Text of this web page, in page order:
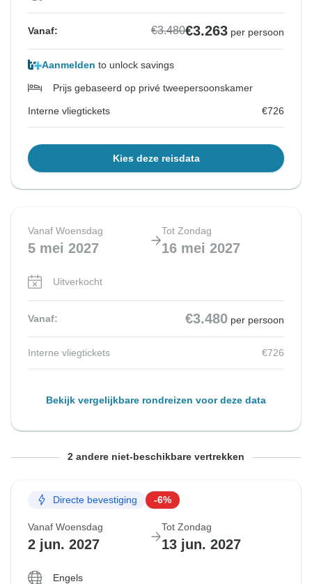
Vanaf: €3.480€3.263 per persoon
Aanmelden to unlock savings
Prijs gebaseerd op privé tweepersoonskamer
Interne vliegtickets €726
Kies deze reisdata
Vanaf Woensdag
5 mei 2027
Tot Zondag
16 mei 2027
Uitverkocht
Vanaf: €3.480 per persoon
Interne vliegtickets €726
Bekijk vergelijkbare rondreizen voor deze data
Vanaf Woensdag Tot Zondag
Uitverkocht
Vanaf: €3.627
Interne vliegtickets
Vanaf Woensdag Tot Zondag
Uitverkocht
Vanaf: €3.480
Interne vliegtickets
2 andere niet-beschikbare vertrekken
Directe bevestiging -6%
Vanaf Woensdag
2 jun. 2027
Tot Zondag
13 jun. 2027
Engels